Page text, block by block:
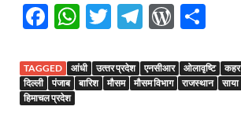
F
e
b
W
at
s
T
itt
er
T
e
gr
W
d
P
ar
e
TAGGED आंधी उत्‍तर प्रदेश एनसीआर ओलावृष्टि कहर
दिल्ली
पंजाब बारिश मौसम मौसम विभाग राजस्थान साया
हिमाचल प्रदेश